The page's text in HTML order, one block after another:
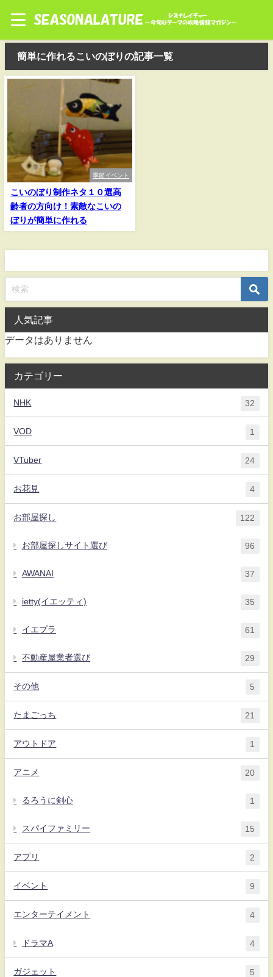
簡単に作れるこいのぼりの記事一覧
季節イベント
こいのぼり制作ネタ１０選高
齢者の方向け！素敵なこいの
ぼりが簡単に作れる
人気記事
データはありません
カテゴリー
NHK 32
VOD 1
VTuber 24
お花見 4
お部屋探し 122
お部屋探しサイト選び 96
AWANAI 37
ietty(イエッティ) 35
イエプラ 61
不動産屋業者選び 29
その他 5
たまごっち 21
アウトドア 1
アニメ 20
るろうに剣心 1
スパイファミリー 15
アプリ 2
イベント 9
エンターテイメント 4
ドラマA 4
ガジェット 5